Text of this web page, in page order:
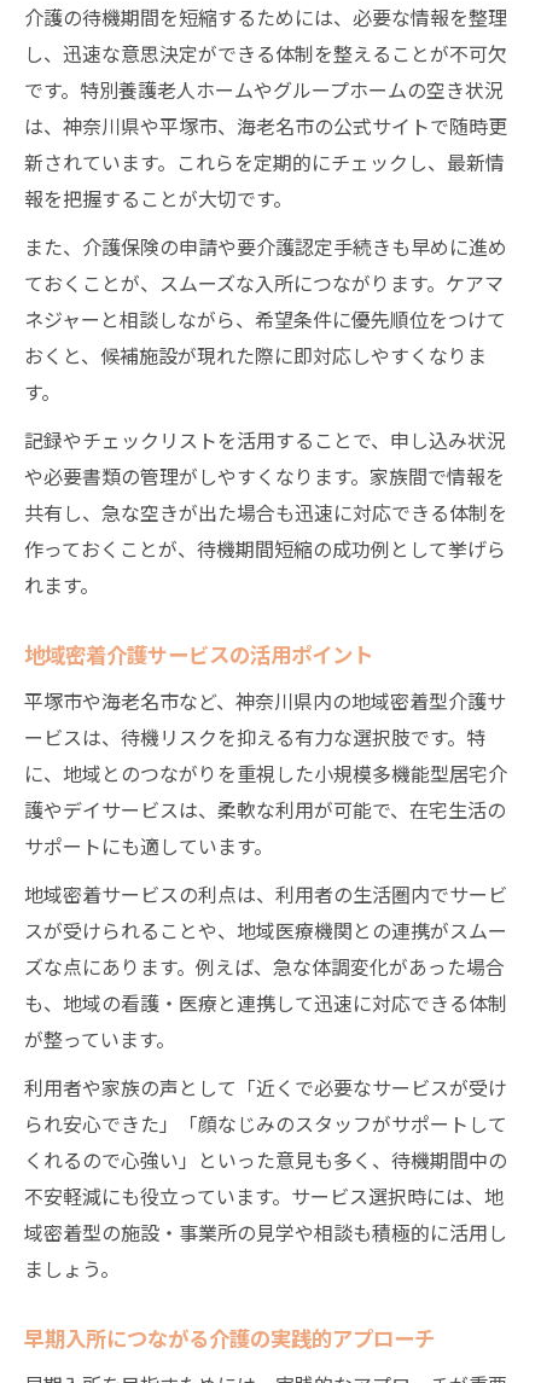
グループホーム介護の特徴と利用条件
在宅介護で待機を減らす実践的アイデア
介護でグループホームに向かない場合の選
択肢
介護サービス利用時の代替案を徹底解説
短期利用や一時的介護受け入れの活用方法
安心して任せるための介護サービス選び方
介護サービス選びで重視すべき基準とは
安心できる介護施設の見極め方を紹介
相談先や比較方法で介護の不安を解消
介護に強い専門家のアドバイス活用法
介護の待機期間を短縮するためには、必要な情報を整理
し、迅速な意思決定ができる体制を整えることが不可欠
です。特別養護老人ホームやグループホームの空き状況
は、神奈川県や平塚市、海老名市の公式サイトで随時更
新されています。これらを定期的にチェックし、最新情
報を把握することが大切です。
また、介護保険の申請や要介護認定手続きも早めに進め
ておくことが、スムーズな入所につながります。ケアマ
ネジャーと相談しながら、希望条件に優先順位をつけて
おくと、候補施設が現れた際に即対応しやすくなりま
す。
記録やチェックリストを活用することで、申し込み状況
や必要書類の管理がしやすくなります。家族間で情報を
共有し、急な空きが出た場合も迅速に対応できる体制を
作っておくことが、待機期間短縮の成功例として挙げら
れます。
地域密着介護サービスの活用ポイント
平塚市や海老名市など、神奈川県内の地域密着型介護サ
ービスは、待機リスクを抑える有力な選択肢です。特
に、地域とのつながりを重視した小規模多機能型居宅介
護やデイサービスは、柔軟な利用が可能で、在宅生活の
サポートにも適しています。
地域密着サービスの利点は、利用者の生活圏内でサービ
スが受けられることや、地域医療機関との連携がスムー
ズな点にあります。例えば、急な体調変化があった場合
も、地域の看護・医療と連携して迅速に対応できる体制
が整っています。
利用者や家族の声として「近くで必要なサービスが受け
られ安心できた」「顔なじみのスタッフがサポートして
くれるので心強い」といった意見も多く、待機期間中の
不安軽減にも役立っています。サービス選択時には、地
域密着型の施設・事業所の見学や相談も積極的に活用し
ましょう。
早期入所につながる介護の実践的アプローチ